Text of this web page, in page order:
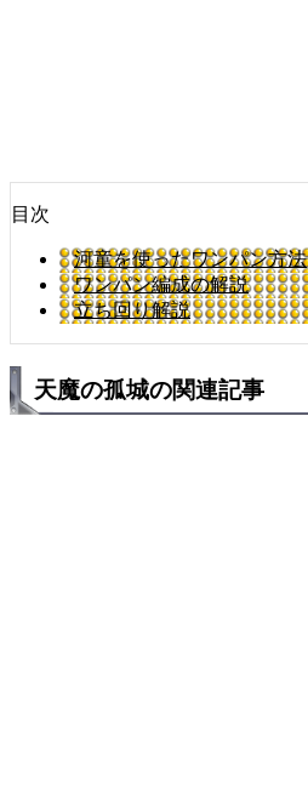
目次
河童を使ったワンパン方法
ワンパン編成の解説
立ち回り解説
天魔の孤城の関連記事